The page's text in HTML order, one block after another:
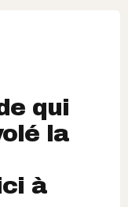
qui
la
à